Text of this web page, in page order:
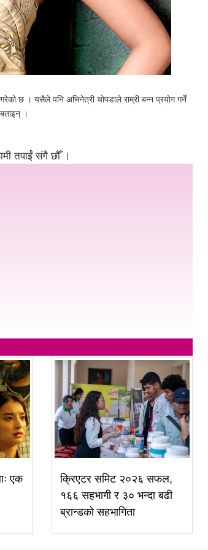
छ । यसैले पनि अभिनेत्री चोपडाले राम्री बन्न प्रयोग गर्ने
।
तपाईं संगै छौँ ।
एक
क्रिएटर समिट २०२६ सफल,
१६६ सहभागी र ३० भन्दा बढी
ब्रान्डको सहभागिता